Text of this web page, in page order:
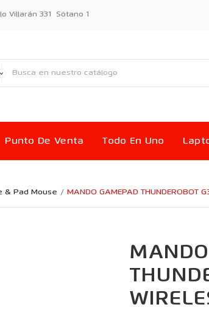
Villarán 331 Sótano 1
Punto De Venta Todo En Uno
& Pad Mouse MANDO GAMEPAD THUNDEROBOT